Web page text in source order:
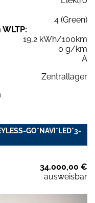
4 (Green)
19,2 kWh/100km
0 g/km
A
Zentrallager
GO*NAVI*LED*3-
34.000,00 €
ausweisbar